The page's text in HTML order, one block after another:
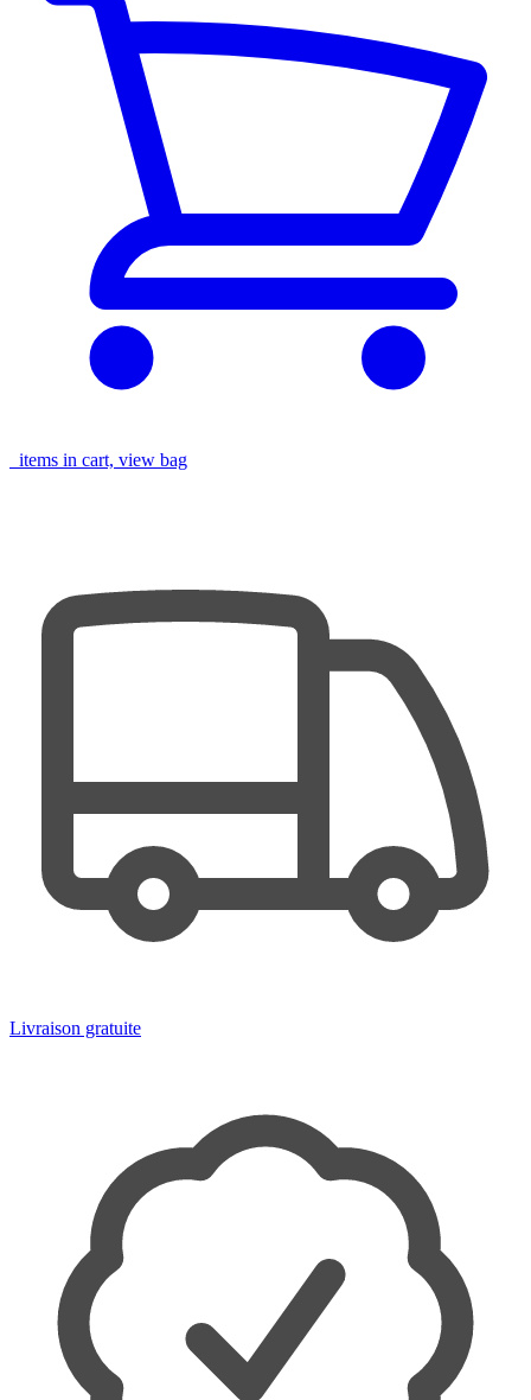
items in cart, view bag
Livraison gratuite